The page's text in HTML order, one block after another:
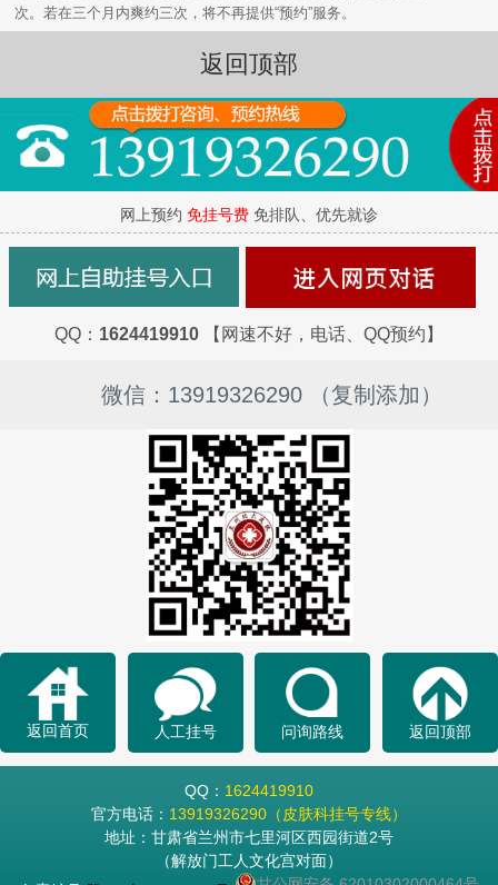
次。若在三个月内爽约三次，将不再提供“预约”服务。
返回顶部
网上预约 免挂号费 免排队、优先就诊
QQ： 1624419910 【网速不好，电话、QQ预约】
微信：13919326290 （复制添加）
返回首页 人工挂号 问询路线 返回顶部
QQ： 1624419910
官方电话： 13919326290（皮肤科挂号专线）
地址：甘肃省兰州市七里河区西园街道2号
（解放门工人文化宫对面）